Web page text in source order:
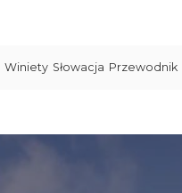
Winiety Słowacja Przewodnik